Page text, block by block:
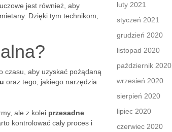
jest również, aby
Dzięki tym technikom,
czasu, aby uzyskać pożądaną
oraz tego, jakiego narzędzia
ale z kolei przesadne
kontrolować cały proces i
luty 2021
styczeń 2021
grudzień 2020
listopad 2020
październik 2020
wrzesień 2020
sierpień 2020
lipiec 2020
czerwiec 2020